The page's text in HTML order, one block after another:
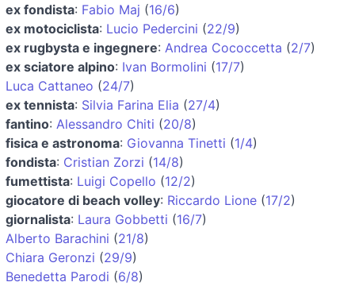
ex fondista: Fabio Maj (16/6)
ex motociclista: Lucio Pedercini (22/9)
ex rugbysta e ingegnere: Andrea Cococcetta (2/7)
ex sciatore alpino: Ivan Bormolini (17/7)
Luca Cattaneo (24/7)
ex tennista: Silvia Farina Elia (27/4)
fantino: Alessandro Chiti (20/8)
fisica e astronoma: Giovanna Tinetti (1/4)
fondista: Cristian Zorzi (14/8)
fumettista: Luigi Copello (12/2)
giocatore di beach volley: Riccardo Lione (17/2)
giornalista: Laura Gobbetti (16/7)
Alberto Barachini (21/8)
Chiara Geronzi (29/9)
Benedetta Parodi (6/8)